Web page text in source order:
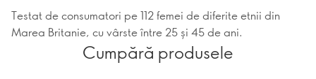
Testat de consumatori pe 112 femei de diferite etnii din
Marea Britanie, cu vârste între 25 și 45 de ani.
Cumpără produsele